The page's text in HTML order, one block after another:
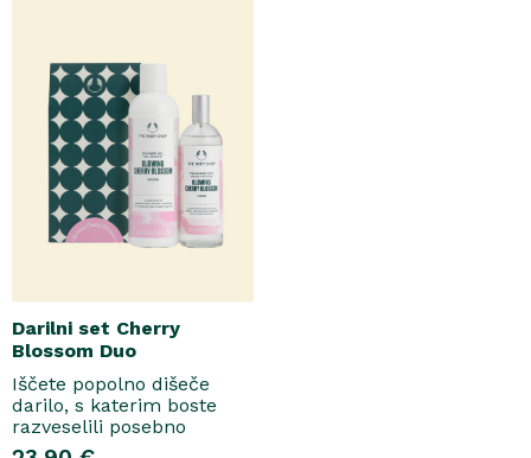
Darilni set Cherry
Blossom Duo
Iščete popolno dišeče
darilo, s katerim boste
razveselili posebno
osebo? Spoznajte naš